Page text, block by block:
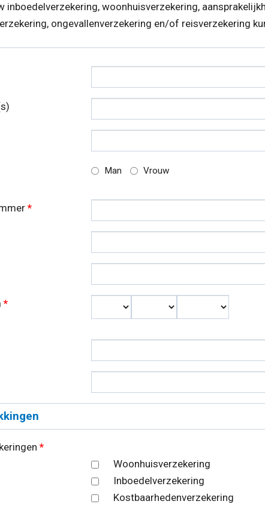
inboedelverzekering, woonhuisverzekering,
ongevallenverzekering en/of reisverzekering
Man Vrouw
*
*
*
Woonhuisverzekering
Inboedelverzekering
Kostbaarhedenverzekering